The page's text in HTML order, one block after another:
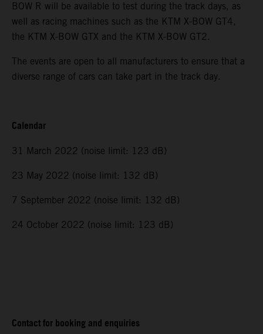
BOW R will be available to test during the track days, as
well as racing machines such as the KTM X-BOW GT4,
the KTM X-BOW GTX and the KTM X-BOW GT2.
The events are open to all manufacturers to ensure that a
diverse range of cars can take part in the track day.
Calendar
31 March 2022 (noise limit: 123 dB)
23 May 2022 (noise limit: 132 dB)
7 September 2022 (noise limit: 132 dB)
24 October 2022 (noise limit: 123 dB)
Contact for booking and enquiries